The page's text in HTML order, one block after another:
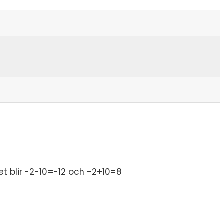
blir -2-10=-12 och -2+10=8